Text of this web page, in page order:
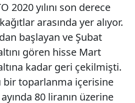
2020 yılını son derece
arasında yer alıyor.
başlayan ve Şubat
gören hisse Mart
kadar geri çekilmişti.
bir toparlanma içerisine
80 liranın üzerine